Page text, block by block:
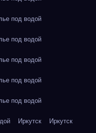
под водой
под водой
под водой
под водой
под водой
Иркутск Иркутск